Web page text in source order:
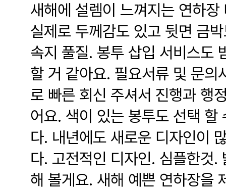
새해에 설렘이 느껴지는 연하장
실제로 두께감도 있고 뒷면 금
속지 풀질. 봉투 삽입 서비스도
할 거 같아요. 필요서류 및 문의
로 빠른 회신 주셔서 진행과 행
어요. 색이 있는 봉투도 선택 할
다. 내년에도 새로운 디자인이
다. 고전적인 디자인. 심플한것.
해 볼게요. 새해 예쁜 연하장을